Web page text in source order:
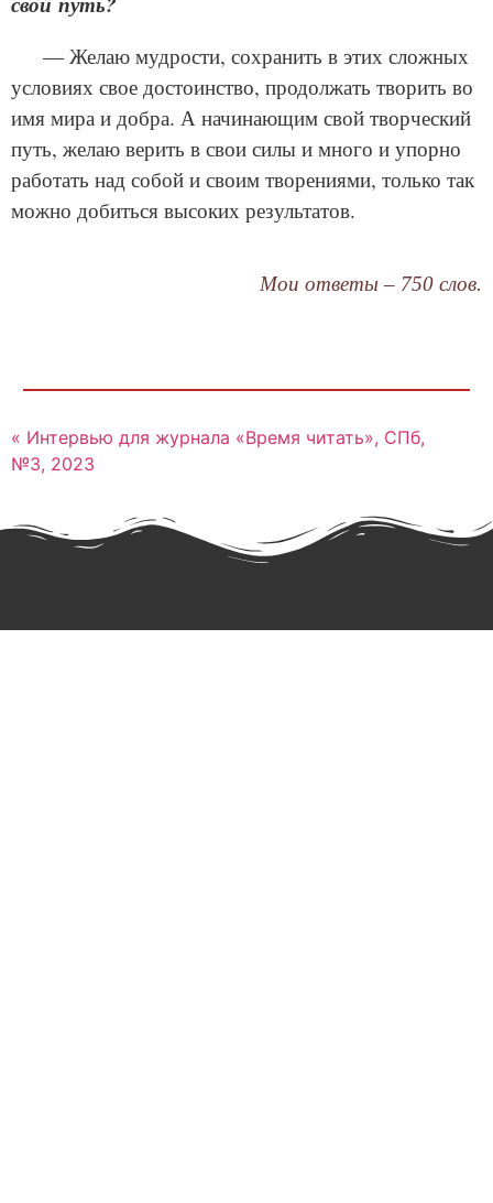
— Желаю мудрости, сохранить в этих сложных
условиях свое достоинство, продолжать творить во
имя мира и добра. А начинающим свой творческий
путь, желаю верить в свои силы и много и упорно
работать над собой и своим творениями, только так
можно добиться высоких результатов.
Мои ответы – 750 слов.
« Интервью для журнала «Время читать», СПб,
№3, 2023